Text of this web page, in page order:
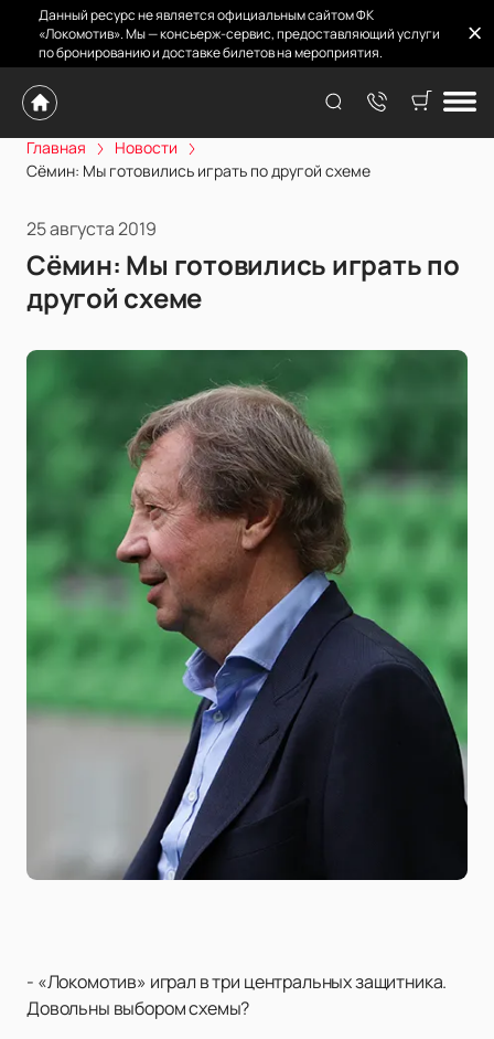
Данный ресурс не является официальным сайтом ФК
«Локомотив». Мы — консьерж-сервис, предоставляющий услуги
по бронированию и доставке билетов на мероприятия.
Главная
Новости
Сёмин: Мы готовились играть по другой схеме
25 августа 2019
Сёмин: Мы готовились играть по
другой схеме
- «Локомотив» играл в три центральных защитника.
Довольны выбором схемы?